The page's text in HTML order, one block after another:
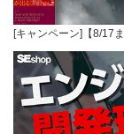
[キャンペーン]【8/17